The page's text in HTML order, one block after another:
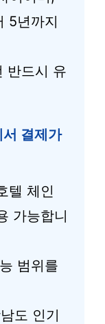
5년까지
반드시 유
결제가
텔 체인
가능합니
범위를
도 인기